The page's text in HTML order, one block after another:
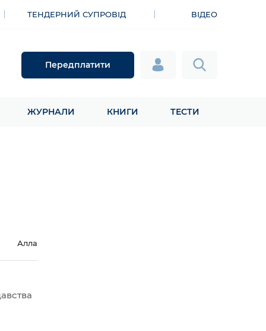
ТЕНДЕРНИЙ СУПРОВІД ВІДЕО
Передплатити
ЖУРНАЛИ КНИГИ ТЕСТИ
Алла